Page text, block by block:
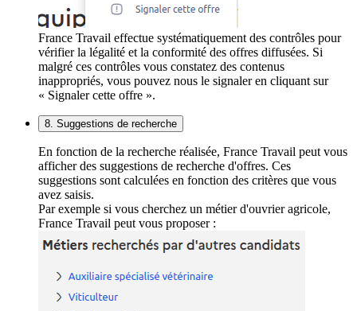
France Travail effectue systématiquement des contrôles pour
vérifier la légalité et la conformité des offres diffusées. Si
malgré ces contrôles vous constatez des contenus
inappropriés, vous pouvez nous le signaler en cliquant sur
« Signaler cette offre ».
8. Suggestions de recherche
En fonction de la recherche réalisée, France Travail peut vous
afficher des suggestions de recherche d'offres. Ces
suggestions sont calculées en fonction des critères que vous
avez saisis.
Par exemple si vous cherchez un métier d'ouvrier agricole,
France Travail peut vous proposer :